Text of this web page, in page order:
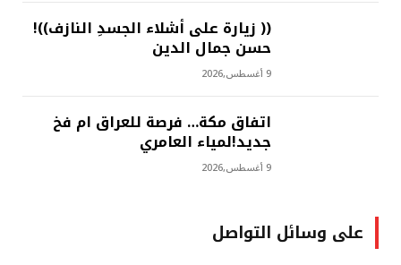
(( زيارة على أشلاء الجسدِ النازف))!
حسن جمال الدين
9 أغسطس,2026
اتفاق مكة… فرصة للعراق ام فخ
جديد!لمياء العامري
9 أغسطس,2026
على وسائل التواصل